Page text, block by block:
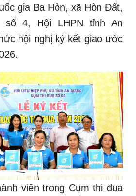
gia Ba Hòn, xã Hòn Đất,
số 4, Hội LHPN tỉnh An
hội nghị ký kết giao ước
viên trong Cụm thi đua